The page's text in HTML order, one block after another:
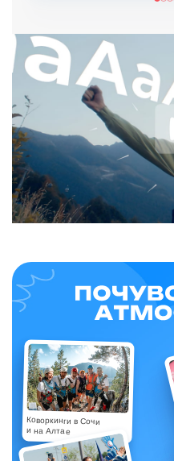
Коворкинги в Сочи
и на Алтае